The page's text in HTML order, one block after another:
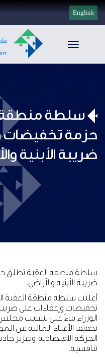
English
Toggle
سلطة منطقة
حزمة تخفيضات
ضريبة الأبنية
سلطة منطقة العقبة تطلق
ضريبة الأبنية والأراضي.
أعلنت سلطة منطقة العقبة
تخفيضات وإعفاءات على
الوزراء بناءً على تنسيب
تخفيف الأعباء المالية عن
الحركة الاقتصادية، وتعزيز
تنافسية.